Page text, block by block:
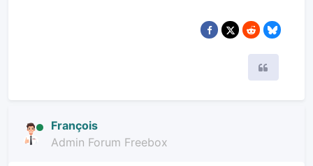
François
Admin Forum Freebox